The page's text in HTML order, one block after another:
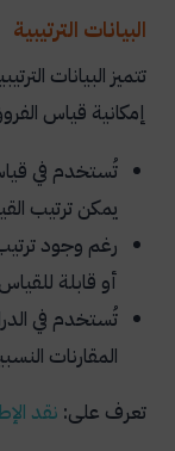
البيانات الترتيبية
تتميز البيانات
إمكانية قياس
تُستخدم في
يمكن ترتيب
رغم وجود
أو قابلة
تُستخدم في
المقارنات
تعرف على: نقد